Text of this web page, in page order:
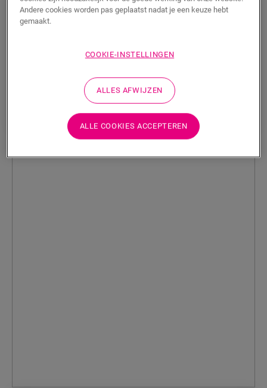
Quick-Step vloeren in Ons huis/nieuw
een huis écht een thuis maakt. Laat je inspireren door
verschil maakt.
Andere cookies worden pas geplaatst nadat je een keuze hebt
gemaakt.
COOKIE-INSTELLINGEN
ALLES AFWIJZEN
ALLE COOKIES ACCEPTEREN